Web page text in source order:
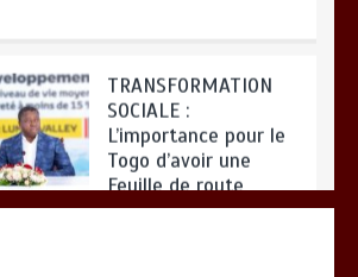
SOCIALE :
pour le Togo d’avoir
Feuille de route
août 7, 2026 0
Feuille de route
0 5 minutes